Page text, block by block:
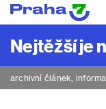
Nejtěžší je
archivní článek,